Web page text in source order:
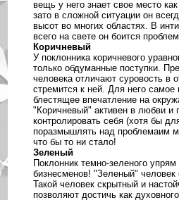
вещь у него знает свое место
зато в сложной ситуации он
высот во многих областях. В
всего на свете он боится
Коричневый
У поклонника коричневого
только обдуманные поступки.
человека отличают суровость в
стремится к ней. Для него самое
блестящее впечатление на
"Коричневый" активен в любви и
контролировать себя (хотя бы
поразмышлять над проблемаим
что бы то ни стало!
Зеленый
Поклонник темно-зеленого
бизнесменов! "Зеленый" человек
Такой человек скрытный и
позволяют достичь как